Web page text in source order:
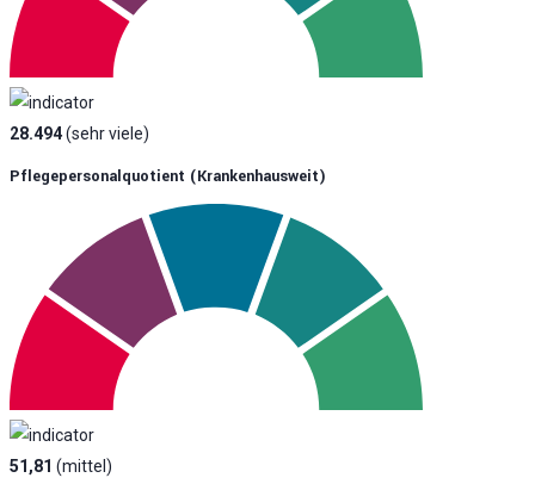
28.494(sehr viele)
Pflegepersonalquotient (krankenhausweit)
51,81 (mittel)